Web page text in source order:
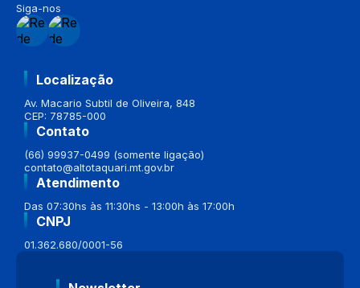
Siga-nos
Localização
Av. Macario Subtil de Oliveira, 848
CEP: 78785-000
Contato
(66) 99937-0499 (somente ligação)
contato@altotaquari.mt.gov.br
Atendimento
Das 07:30hs às 11:30hs - 13:00h às 17:00h
CNPJ
01.362.680/0001-56